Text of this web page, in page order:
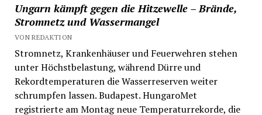
Ungarn kämpft gegen die Hitzewelle – Brände,
Stromnetz und Wassermangel
VON REDAKTION
Stromnetz, Krankenhäuser und Feuerwehren stehen
unter Höchstbelastung, während Dürre und
Rekordtemperaturen die Wasserreserven weiter
schrumpfen lassen. Budapest. HungaroMet
registrierte am Montag neue Temperaturrekorde, die